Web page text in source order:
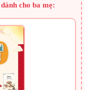
cho ba mẹ: